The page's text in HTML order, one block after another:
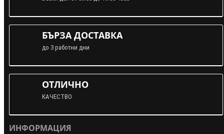
БЪРЗА ДОСТАВКА
до 3 работни дни
ОТЛИЧНО
КАЧЕСТВО
ИНФОРМАЦИЯ